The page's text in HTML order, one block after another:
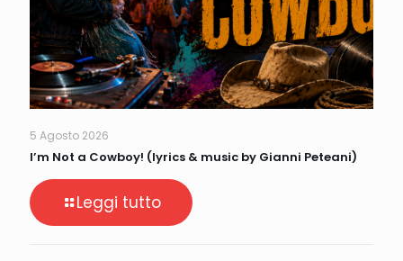
5 Agosto 2026
I’m Not a Cowboy! (lyrics & music by Gianni Peteani)
Leggi tutto